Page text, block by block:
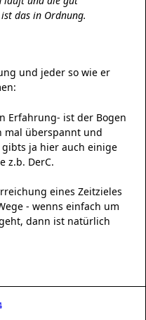
das in Ordnung.
und jeder so wie er
Erfahrung- ist der Bogen
mal überspannt und
ja hier auch einige
z.b. DerC.
eines Zeitzieles
- wenns einfach um
dann ist natürlich